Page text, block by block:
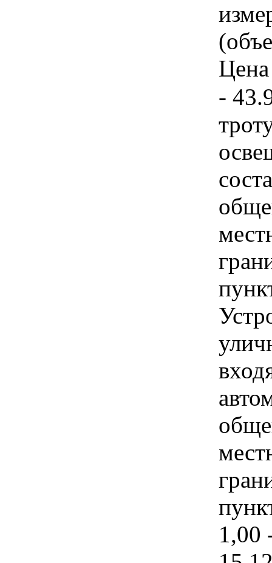
-
1,00